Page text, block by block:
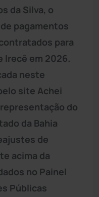
da Silva, o
pagamentos
para
Irecê em 2026.
neste
site Achei
do
da Bahia
de
acima da
no Painel
Públicas